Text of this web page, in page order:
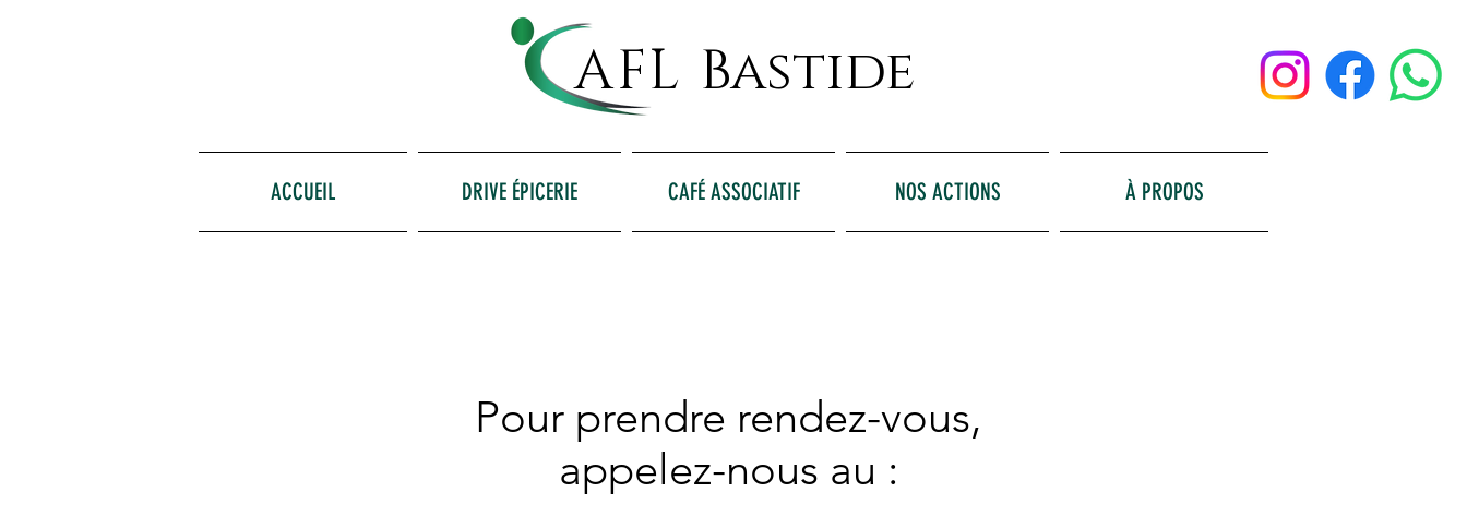
AFL Bastide
ACCUEIL DRIVE ÉPICERIE CAFÉ ASSOCIATIF NOS ACTIONS À PROPOS
Pour prendre rendez-vous,
appelez-nous au :